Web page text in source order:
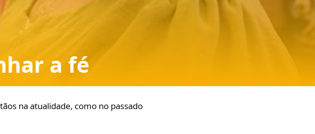
a fé
na atualidade, como no passado